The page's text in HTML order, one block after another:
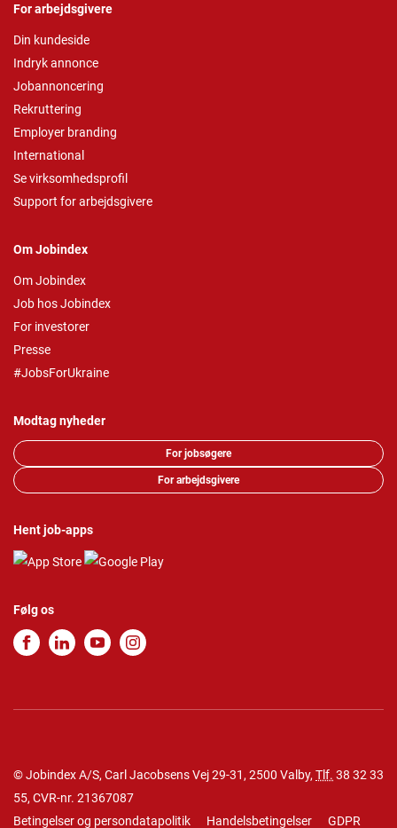
For arbejdsgivere
Din kundeside
Indryk annonce
Jobannoncering
Rekruttering
Employer branding
International
Se virksomhedsprofil
Support for arbejdsgivere
Om Jobindex
Om Jobindex
Job hos Jobindex
For investorer
Presse
#JobsForUkraine
Modtag nyheder
For jobsøgere
For arbejdsgivere
Hent job-apps
Følg os
© Jobindex A/S, Carl Jacobsens Vej 29-31, 2500 Valby, Tlf. 38 32 33
55, CVR-nr. 21367087
Betingelser og persondatapolitik
Handelsbetingelser GDPR